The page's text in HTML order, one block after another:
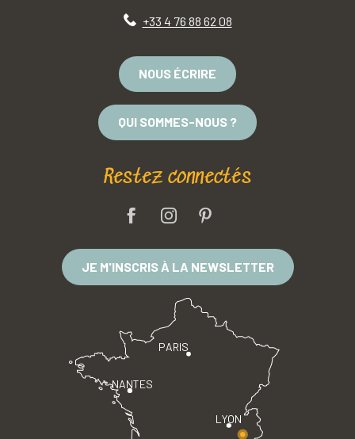
+33 4 76 88 62 08
NOUS ÉCRIRE
QUI SOMMES-NOUS ?
Restez connectés
JE M'INSCRIS À LA NEWSLETTER
PARIS
LYON
NANTES